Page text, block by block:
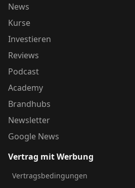
News
Kurse
Investieren
Reviews
Podcast
Academy
Brandhubs
Newsletter
Google News
Vertrag mit Werbung
Vertragsbedingungen